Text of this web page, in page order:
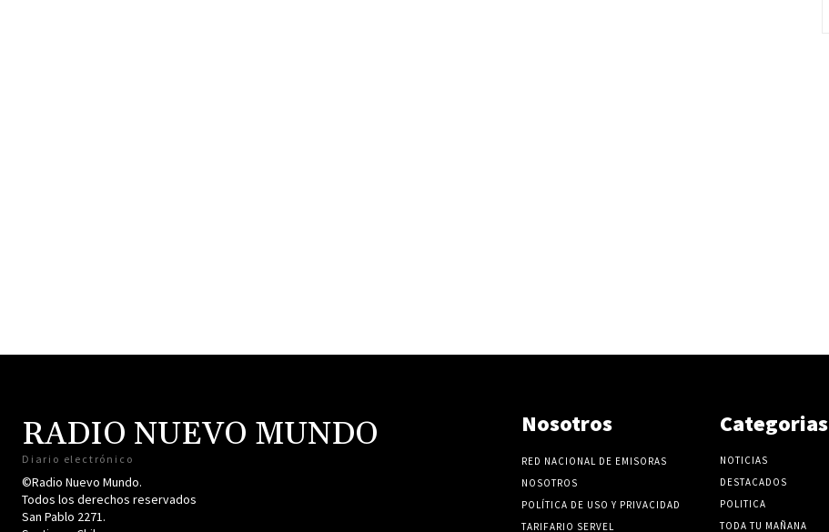
RADIO NUEVO MUNDO
Diario electrónico
©Radio Nuevo Mundo.
Todos los derechos reservados
San Pablo 2271.
Nosotros
RED NACIONAL DE EMISORAS
NOSOTROS
POLÍTICA DE USO Y PRIVACIDAD
TARIFARIO SERVEL
Categorias
NOTICIAS
DESTACADOS
POLITICA
TODA TU MAÑANA